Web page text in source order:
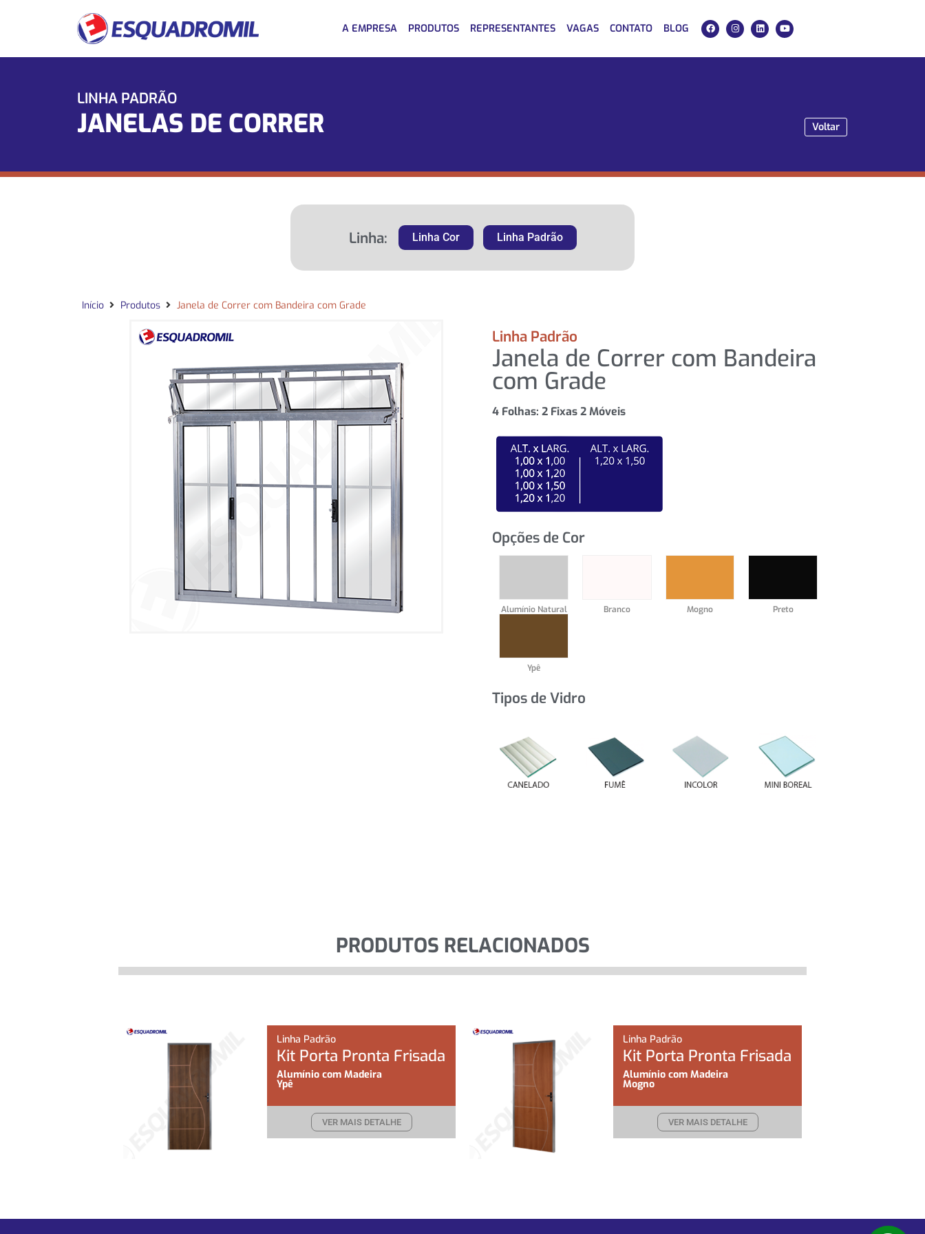
A EMPRESA PRODUTOS REPRESENTANTES VAGAS CONTATO BLOG
LINHA PADRÃO
JANELAS DE CORRER Voltar
Linha: Linha Cor Linha Padrão
Início Produtos Janela de Correr com Bandeira com Grade
Linha Padrão
Janela de Correr com Bandeira
com Grade
4 Folhas: 2 Fixas 2 Móveis
Opções de Cor
Alumínio Natural Branco Mogno Preto
Ypê
Tipos de Vidro
PRODUTOS RELACIONADOS
Linha Padrão
Kit Porta Pronta Frisada
Alumínio com Madeira
Ypê
VER MAIS DETALHE
Linha Padrão
Kit Porta Pronta Frisada
Alumínio com Madeira
Mogno
VER MAIS DETALHE